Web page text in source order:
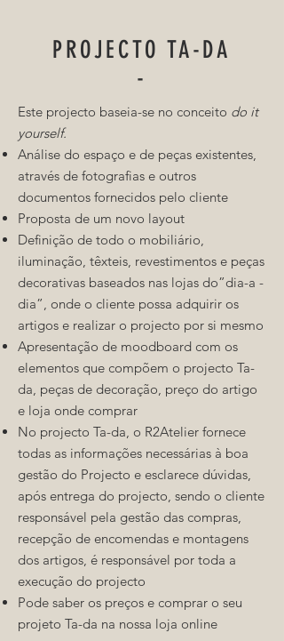
PROJECTO TA-DA
-
Este projecto baseia-se no conceito do it
yourself.
Análise do espaço e de peças existentes,
através de fotografias e outros
documentos fornecidos pelo cliente
Proposta de um novo layout
Definição de todo o mobiliário,
iluminação, têxteis, revestimentos e peças
decorativas baseados nas lojas do”dia-a -
dia”, onde o cliente possa adquirir os
artigos e realizar o projecto por si mesmo
Apresentação de moodboard com os
elementos que compõem o projecto Ta-
da, peças de decoração, preço do artigo
e loja onde comprar
No projecto Ta-da, o R2Atelier fornece
todas as informações necessárias à boa
gestão do Projecto e esclarece dúvidas,
após entrega do projecto, sendo o cliente
responsável pela gestão das compras,
recepção de encomendas e montagens
dos artigos, é responsável por toda a
execução do projecto
Pode saber os preços e comprar o seu
projeto Ta-da na nossa loja online